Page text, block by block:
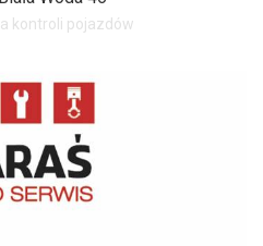
kontroli pojazdów